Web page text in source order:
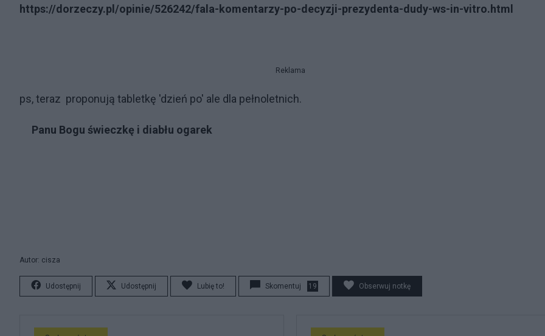
https://dorzeczy.pl/opinie/526242/fala-komentarzy-po-decyzji-prezydenta-dudy-ws-in-vitro.html
Reklama
ps, teraz proponują tabletkę 'dzień po' ale dla pełnoletnich.
Panu Bogu świeczkę i diabłu ogarek
Autor: cisza
Udostępnij Udostępnij Lubię to! Skomentuj 19 Obserwuj notkę